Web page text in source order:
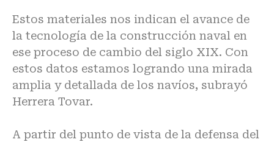
Estos materiales nos indican el avance de
la tecnología de la construcción naval en
ese proceso de cambio del siglo XIX. Con
estos datos estamos logrando una mirada
amplia y detallada de los navíos, subrayó
Herrera Tovar.
A partir del punto de vista de la defensa del